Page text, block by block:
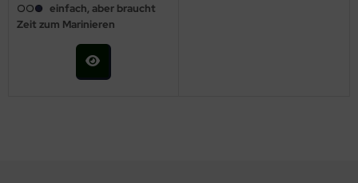
einfach, aber braucht
Zeit zum Marinieren